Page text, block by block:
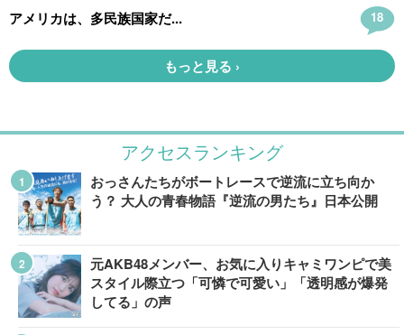
アクセスランキング
おっさんたちがボートレースで逆流に立ち向か
う？ 大人の青春物語『逆流の男たち』日本公開
元AKB48メンバー、お気に入りキャミワンピで美
スタイル際立つ「可憐で可愛い」「透明感が爆発
してる」の声